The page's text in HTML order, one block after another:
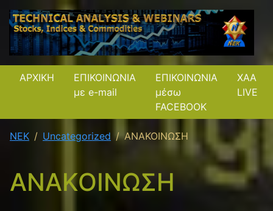
ΑΡΧΙΚΗ
ΕΠΙΚΟΙΝΩΝΙΑ
με e-mail
ΕΠΙΚΟΙΝΩΝΙΑ
μέσω
FACEBOOK
XAA
LIVE
NEK Uncategorized ΑΝΑΚΟΙΝΩΣΗ
ΑΝΑΚΟΙΝΩΣΗ